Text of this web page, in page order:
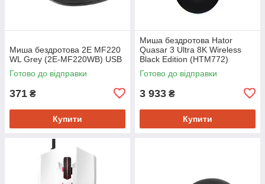
Миша бездротова 2E MF220
WL Grey (2E-MF220WB) USB
Готово до відправки
371 ₴
Купити
Миша бездротова Hator
Quasar 3 Ultra 8K Wireless
Black Edition (HTM772)
Готово до відправки
3 933 ₴
Купити